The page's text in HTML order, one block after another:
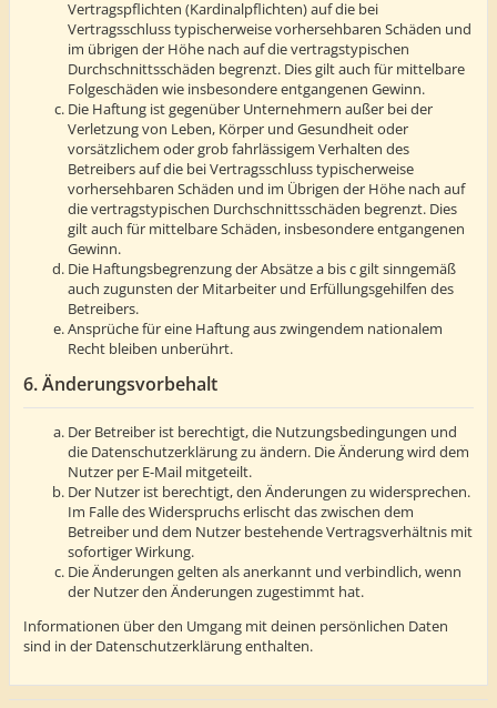
Vertragspflichten (Kardinalpflichten) auf die bei
Vertragsschluss typischerweise vorhersehbaren Schäden und
im übrigen der Höhe nach auf die vertragstypischen
Durchschnittsschäden begrenzt. Dies gilt auch für mittelbare
Folgeschäden wie insbesondere entgangenen Gewinn.
Die Haftung ist gegenüber Unternehmern außer bei der
Verletzung von Leben, Körper und Gesundheit oder
vorsätzlichem oder grob fahrlässigem Verhalten des
Betreibers auf die bei Vertragsschluss typischerweise
vorhersehbaren Schäden und im Übrigen der Höhe nach auf
die vertragstypischen Durchschnittsschäden begrenzt. Dies
gilt auch für mittelbare Schäden, insbesondere entgangenen
Gewinn.
Die Haftungsbegrenzung der Absätze a bis c gilt sinngemäß
auch zugunsten der Mitarbeiter und Erfüllungsgehilfen des
Betreibers.
Ansprüche für eine Haftung aus zwingendem nationalem
Recht bleiben unberührt.
6. Änderungsvorbehalt
Der Betreiber ist berechtigt, die Nutzungsbedingungen und
die Datenschutzerklärung zu ändern. Die Änderung wird dem
Nutzer per E-Mail mitgeteilt.
Der Nutzer ist berechtigt, den Änderungen zu widersprechen.
Im Falle des Widerspruchs erlischt das zwischen dem
Betreiber und dem Nutzer bestehende Vertragsverhältnis mit
sofortiger Wirkung.
Die Änderungen gelten als anerkannt und verbindlich, wenn
der Nutzer den Änderungen zugestimmt hat.
Informationen über den Umgang mit deinen persönlichen Daten
sind in der Datenschutzerklärung enthalten.